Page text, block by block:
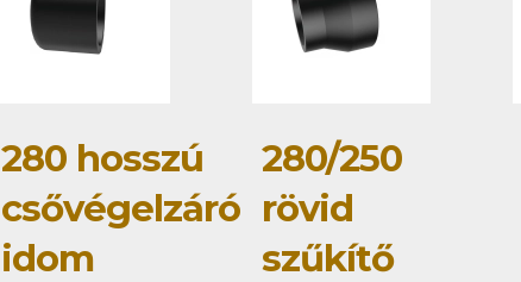
280 hosszú
csővégelzáró
idom
280/250
rövid
szűkítő